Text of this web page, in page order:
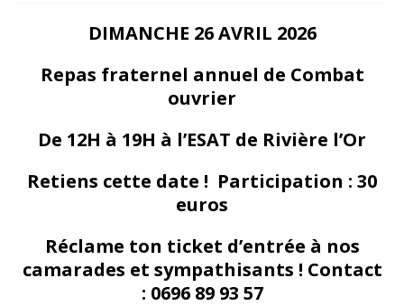
DIMANCHE 26 AVRIL 2026
Repas fraternel annuel de Combat
ouvrier
De 12H à 19H à l’ESAT de Rivière l’Or
Retiens cette date ! Participation : 30
euros
Réclame ton ticket d’entrée à nos
camarades et sympathisants ! Contact
: 0696 89 93 57